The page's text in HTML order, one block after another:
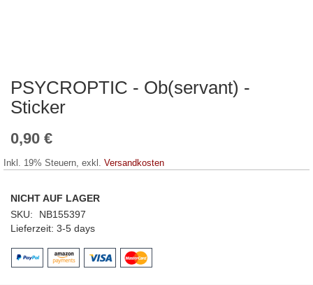
PSYCROPTIC - Ob(servant) -
Sticker
0,90 €
Inkl. 19% Steuern, exkl. Versandkosten
NICHT AUF LAGER
SKU
NB155397
Lieferzeit 3-5 days
Zum
Anfang
der
springen